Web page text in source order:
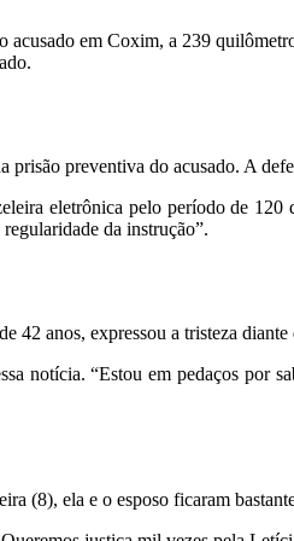
em Coxim, a 239
preventiva do acusado. A
eletrônica pelo período de
da instrução”.
42 anos, expressou a tristeza
notícia. “Estou em pedaços por
(8), ela e o esposo ficaram